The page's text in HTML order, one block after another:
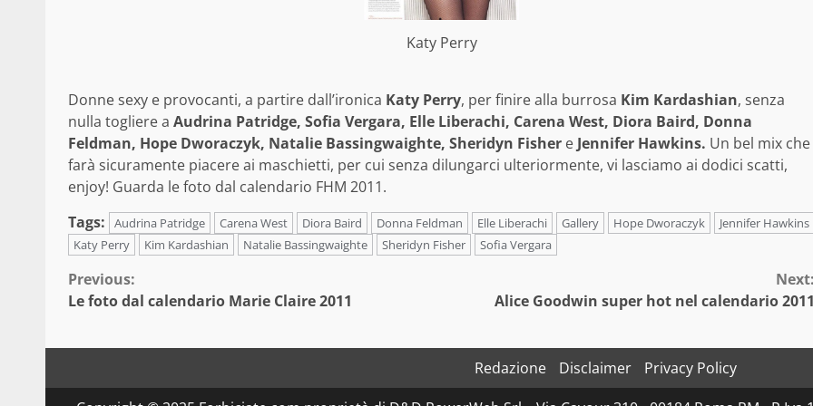
Katy Perry
Donne sexy e provocanti, a partire dall’ironica Katy Perry, per finire alla burrosa Kim Kardashian, senza
nulla togliere a Audrina Patridge, Sofia Vergara, Elle Liberachi, Carena West, Diora Baird, Donna
Feldman, Hope Dworaczyk, Natalie Bassingwaighte, Sheridyn Fisher e Jennifer Hawkins. Un bel mix che
farà sicuramente piacere ai maschietti, per cui senza dilungarci ulteriormente, vi lasciamo ai dodici scatti,
enjoy! Guarda le foto dal calendario FHM 2011.
Tags:
Audrina Patridge Carena West Diora Baird Donna Feldman Elle Liberachi Gallery Hope Dworaczyk
Jennifer Hawkins
Katy Perry
Kim Kardashian Natalie Bassingwaighte Sheridyn Fisher Sofia Vergara
Continue
Previous:
Le foto dal calendario Marie Claire 2011
Alice Goodwin super hot nel calendario
Redazione Disclaimer
Privacy Policy